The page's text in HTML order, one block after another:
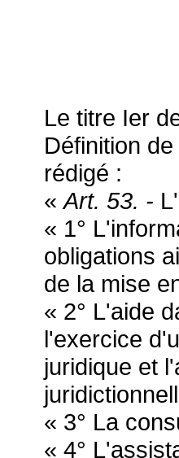
Le titre Ier
Définition
rédigé :
«Art. 53. -
« 1°
obligations
de la mise
« 2° L'aide
l'exercice
juridique et
« 3° La
« 4°